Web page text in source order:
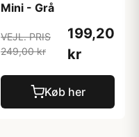
Mini - Grå
VEJL. PRIS
249,00 kr
199,20
kr
Køb her